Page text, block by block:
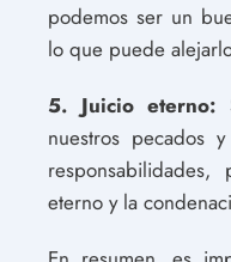
podemos ser un
lo que puede
5. Juicio eterno:
nuestros pecados
eterno y la